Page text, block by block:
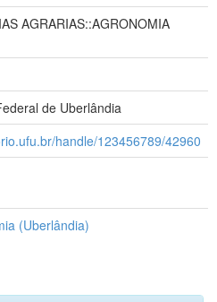
AGRARIAS::AGRONOMIA
de Uberlândia
handle/123456789/42960
(Uberlândia)